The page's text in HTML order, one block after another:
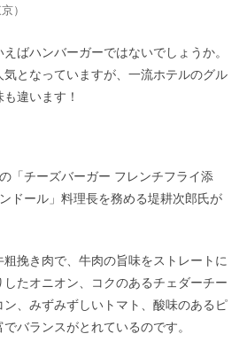
）
ばハンバーガーではないでしょうか。
となっていますが、一流ホテルのグル
違います！
「チーズバーガー フレンチフライ添
ドール」料理長を務める堤耕次郎氏が
挽き肉で、牛肉の旨味をストレートに
たオニオン、コクのあるチェダーチー
ン、みずみずしいトマト、酸味のあるピ
バランスがとれているのです。